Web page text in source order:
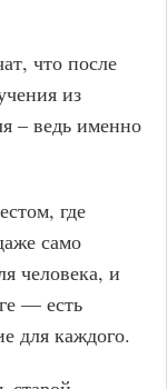
что после
из
– ведь именно
где
само
человека, и
— есть
для каждого.